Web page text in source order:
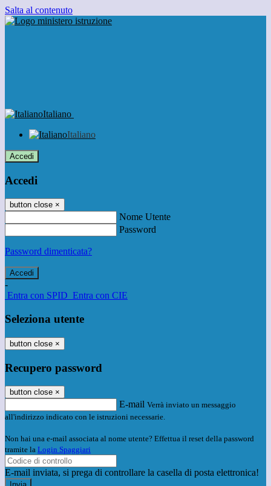
Salta al contenuto
Italiano
Italiano
Accedi
Accedi
button close ×
Nome Utente
Password
Password dimenticata?
-
Entra con SPID Entra con CIE
Seleziona utente
button close ×
Recupero password
button close ×
E-mail Verrà inviato un messaggio
all'indirizzo indicato con le istruzioni necessarie.
Non hai una e-mail associata al nome utente? Effettua il reset della password
tramite la Login Spaggiari
E-mail inviata, si prega di controllare la casella di posta elettronica!